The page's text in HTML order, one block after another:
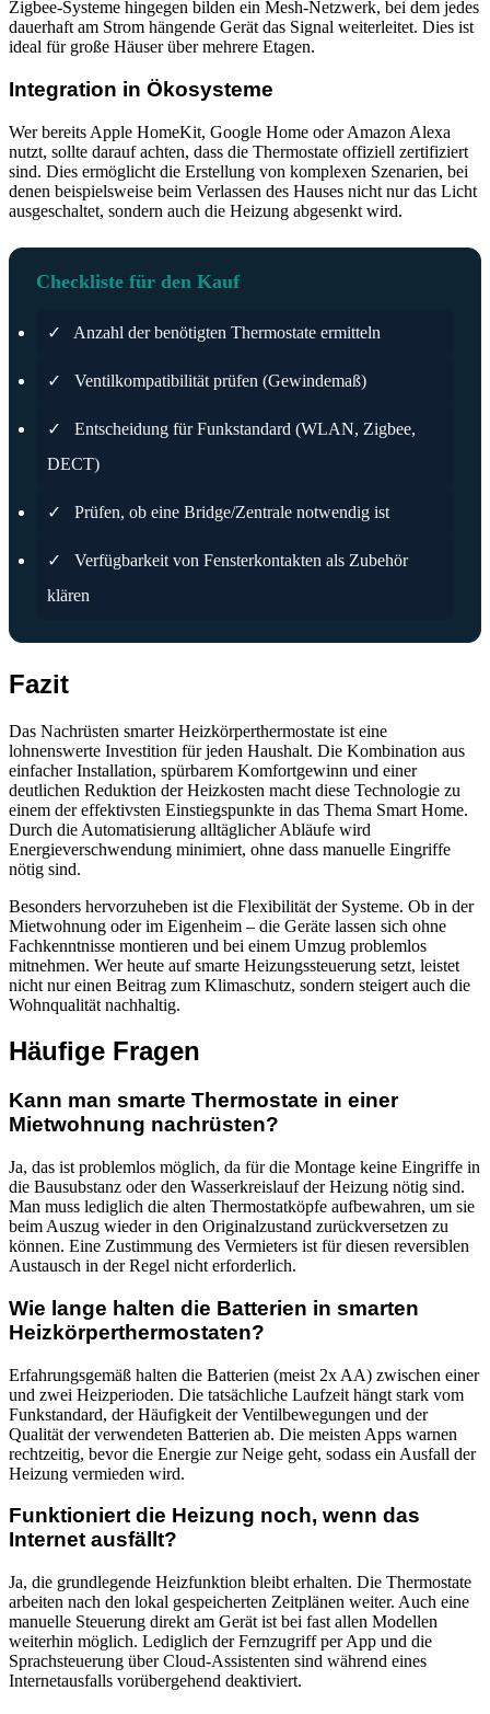
Zigbee-Systeme hingegen bilden ein Mesh-Netzwerk, bei dem jedes
dauerhaft am Strom hängende Gerät das Signal weiterleitet. Dies ist
ideal für große Häuser über mehrere Etagen.
Integration in Ökosysteme
Wer bereits Apple HomeKit, Google Home oder Amazon Alexa
nutzt, sollte darauf achten, dass die Thermostate offiziell zertifiziert
sind. Dies ermöglicht die Erstellung von komplexen Szenarien, bei
denen beispielsweise beim Verlassen des Hauses nicht nur das Licht
ausgeschaltet, sondern auch die Heizung abgesenkt wird.
Checkliste für den Kauf
✓ Anzahl der benötigten Thermostate ermitteln
✓ Ventilkompatibilität prüfen (Gewindemaß)
✓
Entscheidung für Funkstandard (WLAN, Zigbee,
DECT)
✓ Prüfen, ob eine Bridge/Zentrale notwendig ist
✓
Verfügbarkeit von Fensterkontakten als Zubehör
klären
Fazit
Das Nachrüsten smarter Heizkörperthermostate ist eine
lohnenswerte Investition für jeden Haushalt. Die Kombination aus
einfacher Installation, spürbarem Komfortgewinn und einer
deutlichen Reduktion der Heizkosten macht diese Technologie zu
einem der effektivsten Einstiegspunkte in das Thema Smart Home.
Durch die Automatisierung alltäglicher Abläufe wird
Energieverschwendung minimiert, ohne dass manuelle Eingriffe
nötig sind.
Besonders hervorzuheben ist die Flexibilität der Systeme. Ob in der
Mietwohnung oder im Eigenheim – die Geräte lassen sich ohne
Fachkenntnisse montieren und bei einem Umzug problemlos
mitnehmen. Wer heute auf smarte Heizungssteuerung setzt, leistet
nicht nur einen Beitrag zum Klimaschutz, sondern steigert auch die
Wohnqualität nachhaltig.
Häufige Fragen
Kann man smarte Thermostate in einer
Mietwohnung nachrüsten?
Ja, das ist problemlos möglich, da für die Montage keine Eingriffe in
die Bausubstanz oder den Wasserkreislauf der Heizung nötig sind.
Man muss lediglich die alten Thermostatköpfe aufbewahren, um sie
beim Auszug wieder in den Originalzustand zurückversetzen zu
können. Eine Zustimmung des Vermieters ist für diesen reversiblen
Austausch in der Regel nicht erforderlich.
Wie lange halten die Batterien in smarten
Heizkörperthermostaten?
Erfahrungsgemäß halten die Batterien (meist 2x AA) zwischen einer
und zwei Heizperioden. Die tatsächliche Laufzeit hängt stark vom
Funkstandard, der Häufigkeit der Ventilbewegungen und der
Qualität der verwendeten Batterien ab. Die meisten Apps warnen
rechtzeitig, bevor die Energie zur Neige geht, sodass ein Ausfall der
Heizung vermieden wird.
Funktioniert die Heizung noch, wenn das
Internet ausfällt?
Ja, die grundlegende Heizfunktion bleibt erhalten. Die Thermostate
arbeiten nach den lokal gespeicherten Zeitplänen weiter. Auch eine
manuelle Steuerung direkt am Gerät ist bei fast allen Modellen
weiterhin möglich. Lediglich der Fernzugriff per App und die
Sprachsteuerung über Cloud-Assistenten sind während eines
Internetausfalls vorübergehend deaktiviert.